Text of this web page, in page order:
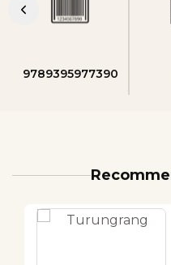
9789395977390